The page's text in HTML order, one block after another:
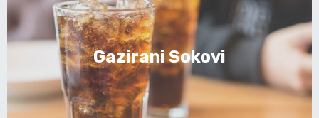
Gazirani Sokovi